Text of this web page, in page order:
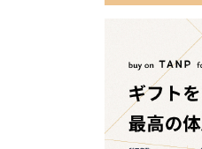
05 レディースア
04 テディベア&
05【名入れギ